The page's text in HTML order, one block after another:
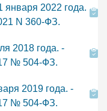
января 2022 года.
N 360-ФЗ.
2018 года. -
№ 504-ФЗ.
2019 года. -
№ 504-ФЗ.